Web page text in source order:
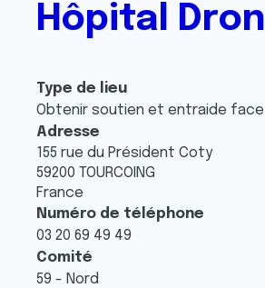
Hôpital Dron
Type de lieu
Obtenir soutien et entraide
Adresse
155 rue du Président Coty
59200 TOURCOING
France
Numéro de téléphone
03 20 69 49 49
Comité
59 - Nord